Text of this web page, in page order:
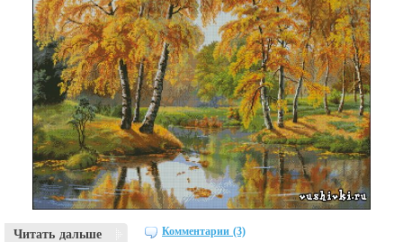
Читать дальше Комментарии (3)